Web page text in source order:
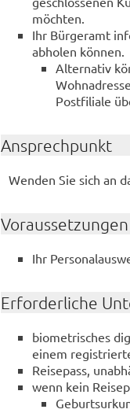
möchten.
Ihr Bürgeramt
abholen können.
Alternativ
Postfiliale
Ansprechpunkt
Wenden Sie sich an
Voraussetzungen
Ihr
Erforderliche
biometrisches
einem
Reisepass,
wenn kein